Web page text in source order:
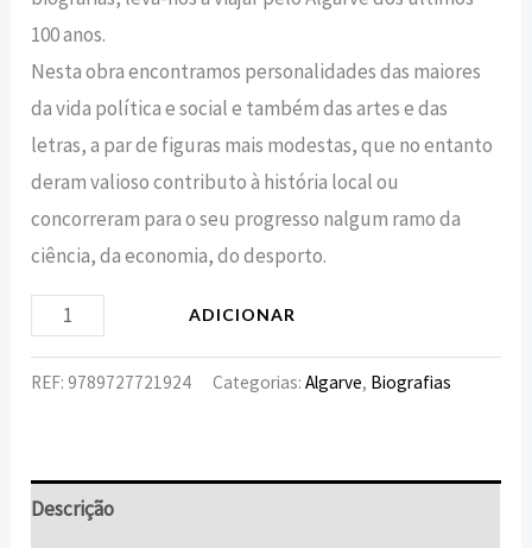
100 anos.
Nesta obra encontramos personalidades das maiores
da vida política e social e também das artes e das
letras, a par de figuras mais modestas, que no entanto
deram valioso contributo à história local ou
concorreram para o seu progresso nalgum ramo da
ciência, da economia, do desporto.
ADICIONAR
REF:9789727721924 Categorias:Algarve, Biografias
Descrição